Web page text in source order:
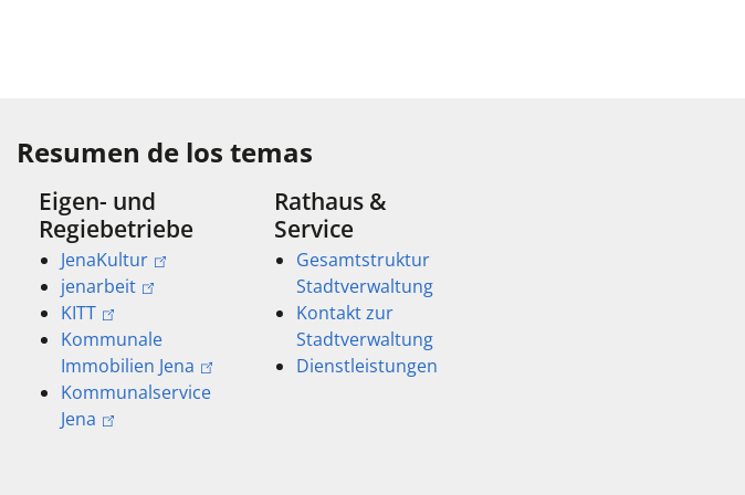
Resumen de los temas
Eigen- und
Regiebetriebe
JenaKultur
jenarbeit
KITT
Kommunale
Immobilien Jena
Kommunalservice
Jena
Rathaus &
Service
Gesamtstruktur
Stadtverwaltung
Kontakt zur
Stadtverwaltung
Dienstleistungen